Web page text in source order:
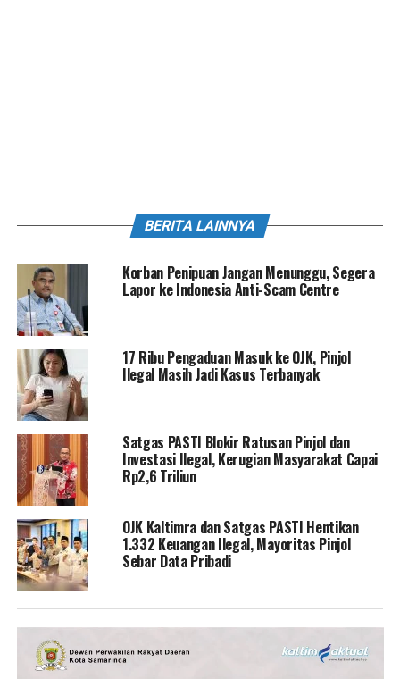
BERITA LAINNYA
Korban Penipuan Jangan Menunggu, Segera
Lapor ke Indonesia Anti-Scam Centre
17 Ribu Pengaduan Masuk ke OJK, Pinjol
Ilegal Masih Jadi Kasus Terbanyak
Satgas PASTI Blokir Ratusan Pinjol dan
Investasi Ilegal, Kerugian Masyarakat Capai
Rp2,6 Triliun
OJK Kaltimra dan Satgas PASTI Hentikan
1.332 Keuangan Ilegal, Mayoritas Pinjol
Sebar Data Pribadi